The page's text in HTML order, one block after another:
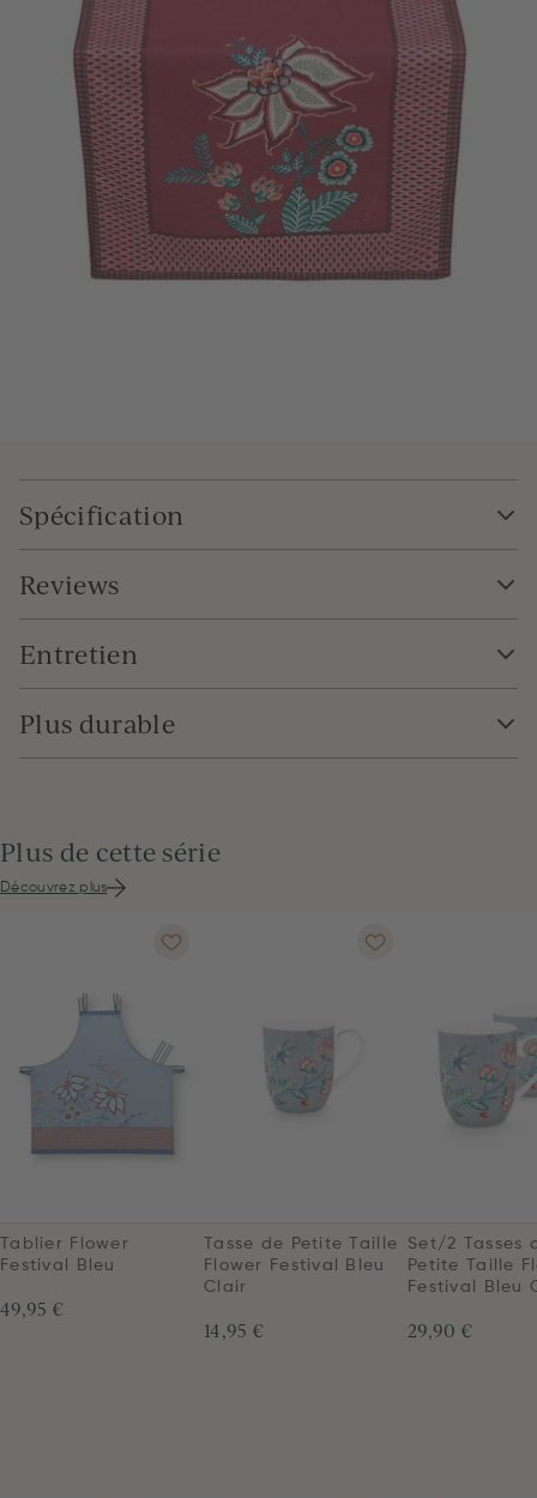
Spécification
Reviews
Entretien
Plus durable
Plus de cette série
Découvrez plus
Tablier Flower
Festival Bleu
49,95 €
Tasse de Petite Taille
Flower Festival Bleu
Clair
14,95 €
Set/2 Tasses
Petite Taille
Festival Bleu
29,90 €